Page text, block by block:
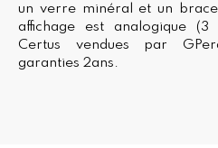
un verre minéral et un
affichage est analogique
Certus vendues par
garanties 2ans.